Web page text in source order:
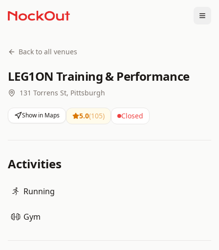
Back to all venues
LEG1ON Training & Performance
131 Torrens St, Pittsburgh
Show in Maps 5.0(105) Closed
Activities
Running
Gym